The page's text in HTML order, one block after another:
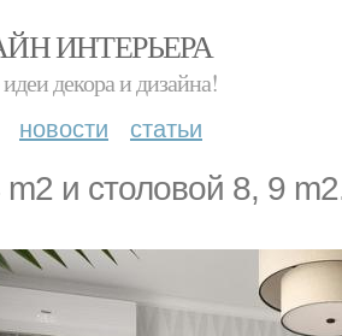
ИНТЕРЬЕРА
декора и дизайна!
новости статьи
и столовoй 8, 9